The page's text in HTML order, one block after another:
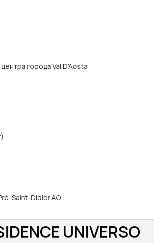
города Val D'Aosta
Saint-Didier AO
UNIVERSO